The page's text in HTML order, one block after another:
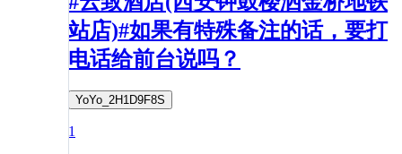
站店)#如果有特殊备注的话，要打
电话给前台说吗？
YoYo_2H1D9F8S
1